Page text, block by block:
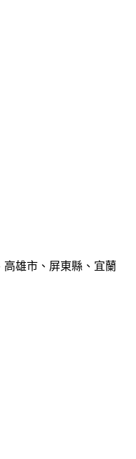
雄市、屏東縣、宜蘭